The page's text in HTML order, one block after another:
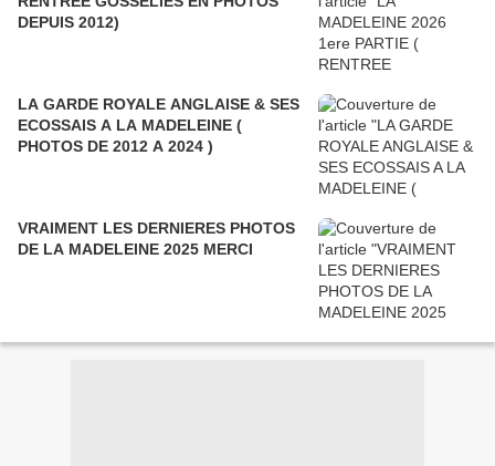
DEPUIS 2012)
LA GARDE ROYALE ANGLAISE & SES
ECOSSAIS A LA MADELEINE (
PHOTOS DE 2012 A 2024 )
VRAIMENT LES DERNIERES PHOTOS
DE LA MADELEINE 2025 MERCI